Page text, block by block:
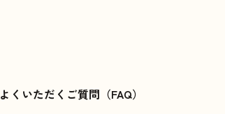
よくいただくご質問（FAQ）